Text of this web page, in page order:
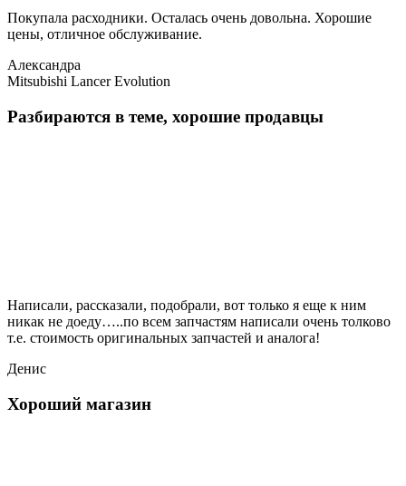
Покупала расходники. Осталась очень довольна. Хорошие
цены, отличное обслуживание.
Александра
Mitsubishi Lancer Evolution
Разбираются в теме, хорошие продавцы
Написали, рассказали, подобрали, вот только я еще к ним
никак не доеду…..по всем запчастям написали очень толково
т.е. стоимость оригинальных запчастей и аналога!
Денис
Хороший магазин